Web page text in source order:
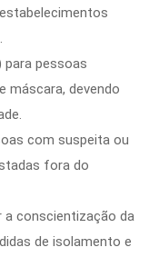
para pessoas
máscara, devendo
com suspeita ou
fora do
a conscientização da
de isolamento e